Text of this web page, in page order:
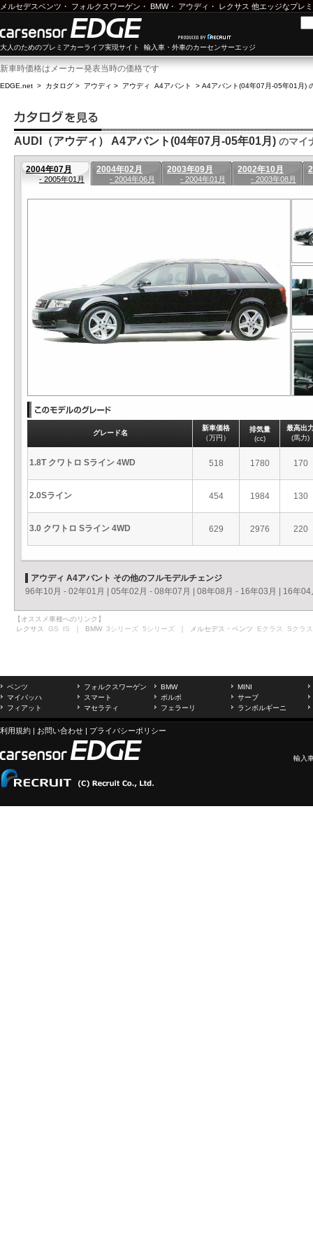
メルセデスベンツ ・ フォルクスワーゲン ・ BMW・ アウディ ・ レクサス 他エッジなプレ
大人のためのプレミアカーライフ実現サイト 輸入車・外車のカーセンサーエッジ
新車時価格はメーカー発表当時の価格です
EDGE.net > カタログ > アウディ > アウディ A4アバント > A4アバント(04年07月-05年01月)
AUDI（アウディ） A4アバント(04年07月-05年01月) のマイ
2004年07月
- 2005年01月
2004年02月
- 2004年06月
2003年09月
- 2004年01月
2002年10月
- 2003年08月
グレード名
新車価格
（万円）
排気量
(cc)
最高出
(馬力)
1.8T クワトロ Sライン 4WD 518 1780 170
2.0Sライン 454 1984 130
3.0 クワトロ Sライン 4WD 629 2976 220
アウディ A4アバント その他のフルモデルチェンジ
96年10月 - 02年01月
05年02月 - 08年07月 08年08月 - 16年03月 16年04
【オススメ車種へのリンク】
レクサス GS IS ｜ BMW 3シリーズ 5シリーズ ｜ メルセデス・ベンツ Eクラス Sクラス
ベンツ フォルクスワーゲン BMW
MINI
マイバッハ
スマート ボルボ
サーブ
フィアット
マセラティ フェラーリ ランボルギーニ
利用規約 | お問い合わせ | プライバシーポリシー
輸入